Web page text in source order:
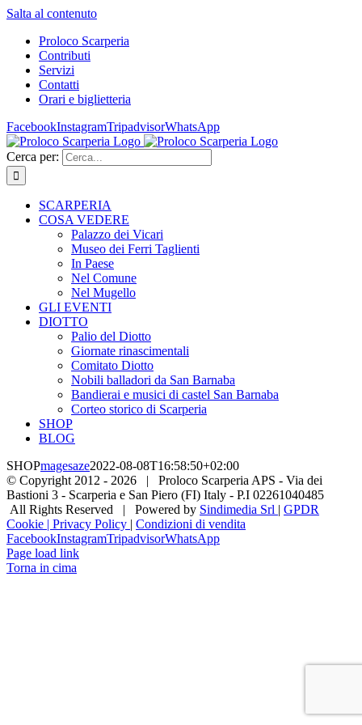
Salta al contenuto
Proloco Scarperia
Contributi
Servizi
Contatti
Orari e biglietteria
FacebookInstagramTripadvisorWhatsApp
Cerca per:
SCARPERIA
COSA VEDERE
Palazzo dei Vicari
Museo dei Ferri Taglienti
In Paese
Nel Comune
Nel Mugello
GLI EVENTI
DIOTTO
Palio del Diotto
Giornate rinascimentali
Comitato Diotto
Nobili balladori da San Barnaba
Bandierai e musici di castel San Barnaba
Corteo storico di Scarperia
SHOP
BLOG
SHOPmagesaze2022-08-08T16:58:50+02:00
© Copyright 2012 - 2026 | Proloco Scarperia APS - Via dei
Bastioni 3 - Scarperia e San Piero (FI) Italy - P.I 02261040485
All Rights Reserved | Powered by Sindimedia Srl | GPDR
Cookie | Privacy Policy | Condizioni di vendita
FacebookInstagramTripadvisorWhatsApp
Page load link
Torna in cima